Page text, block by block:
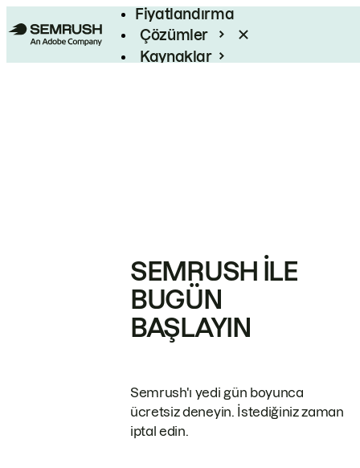
Fiyatlandırma
Çözümler
Kaynaklar
SEMRUSH ILE
BUGÜN
BAŞLAYIN
Semrush'ı yedi gün boyunca
ücretsiz deneyin. İstediğiniz zaman
iptal edin.